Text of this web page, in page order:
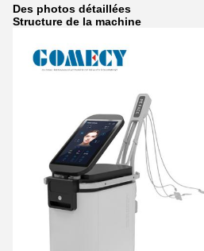
Des photos détaillées
Structure de la machine